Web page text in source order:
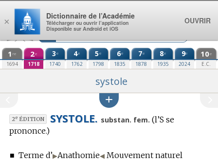
Aller au contenu
1 re
1694
2e
1718
3e
1740
4e
1762
5e
1798
6e
1835
7e
1878
8e
1935
9e
2024
10e
E.C.
systole
2eÉDITION SYSTOLE. substan. fem. (l’S se
prononce.)
■ Terme d’▶Anathomie◀ Mouvement naturel
×
Dictionnaire de l’Académie
Télécharger ou ouvrir l’application
Disponible sur Android et iOS
OUVRIR